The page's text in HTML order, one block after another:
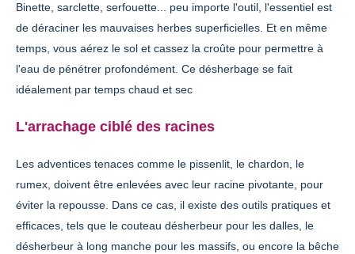
Binette, sarclette, serfouette... peu importe l'outil, l'essentiel est
de déraciner les mauvaises herbes superficielles. Et en même
temps, vous aérez le sol et cassez la croûte pour permettre à
l'eau de pénétrer profondément. Ce désherbage se fait
idéalement par temps chaud et sec
L'arrachage ciblé des racines
Les adventices tenaces comme le pissenlit, le chardon, le
rumex, doivent être enlevées avec leur racine pivotante, pour
éviter la repousse. Dans ce cas, il existe des outils pratiques et
efficaces, tels que le couteau désherbeur pour les dalles, le
désherbeur à long manche pour les massifs, ou encore la bêche